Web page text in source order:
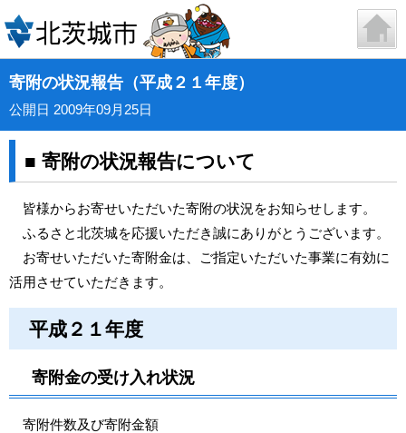
寄附の状況報告（平成２１年度）
公開日 2009年09月25日
■ 寄附の状況報告について
皆様からお寄せいただいた寄附の状況をお知らせします。
ふるさと北茨城を応援いただき誠にありがとうございます。
お寄せいただいた寄附金は、ご指定いただいた事業に有効に
活用させていただきます。
平成２１年度
寄附金の受け入れ状況
寄附件数及び寄附金額